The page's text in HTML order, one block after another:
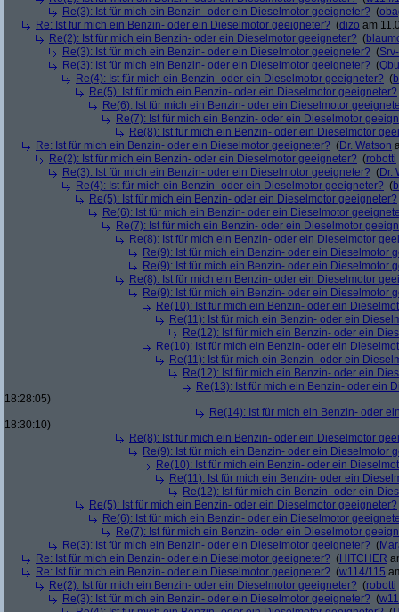
Re(3): Ist für mich ein Benzin- oder ein Dieselmotor geeigneter? (
Re: Ist für mich ein Benzin- oder ein Dieselmotor geeigneter? (dizo am
Re(2): Ist für mich ein Benzin- oder ein Dieselmotor geeigneter? (
Re(3): Ist für mich ein Benzin- oder ein Dieselmotor geeigneter? (
Re(3): Ist für mich ein Benzin- oder ein Dieselmotor geeigneter? (
Re(4): Ist für mich ein Benzin- oder ein Dieselmotor geeigneter? (
Re(5): Ist für mich ein Benzin- oder ein Dieselmotor geeigneter?
Re(6): Ist für mich ein Benzin- oder ein Dieselmotor
Re(7): Ist für mich ein Benzin- oder ein Dieselmotor
Re(8): Ist für mich ein Benzin- oder ein Dieselmotor
Re: Ist für mich ein Benzin- oder ein Dieselmotor geeigneter? (Dr. Watson
Re(2): Ist für mich ein Benzin- oder ein Dieselmotor geeigneter? (robotti
Re(3): Ist für mich ein Benzin- oder ein Dieselmotor geeigneter? (Dr.
Re(4): Ist für mich ein Benzin- oder ein Dieselmotor geeigneter? (
Re(5): Ist für mich ein Benzin- oder ein Dieselmotor geeigneter?
Re(6): Ist für mich ein Benzin- oder ein Dieselmotor
Re(7): Ist für mich ein Benzin- oder ein Dieselmotor
Re(8): Ist für mich ein Benzin- oder ein Dieselmotor
Re(9): Ist für mich ein Benzin- oder ein Dieselmotor
Re(9): Ist für mich ein Benzin- oder ein Dieselmotor
Re(8): Ist für mich ein Benzin- oder ein Dieselmotor
Re(9): Ist für mich ein Benzin- oder ein Dieselmotor
Re(10): Ist für mich ein Benzin- oder ein
Re(11): Ist für mich ein Benzin- oder ein
Re(12): Ist für mich ein Benzin- oder ein
Re(10): Ist für mich ein Benzin- oder ein
Re(11): Ist für mich ein Benzin- oder ein
Re(12): Ist für mich ein Benzin- oder ein
Re(13): Ist für mich ein Benzin- oder ein
18:28:05)
Re(14): Ist für mich ein Benzin- oder
18:30:10)
Re(8): Ist für mich ein Benzin- oder ein Dieselmotor
Re(9): Ist für mich ein Benzin- oder ein Dieselmotor
Re(10): Ist für mich ein Benzin- oder ein
Re(11): Ist für mich ein Benzin- oder ein
Re(12): Ist für mich ein Benzin- oder ein
Re(5): Ist für mich ein Benzin- oder ein Dieselmotor geeigneter?
Re(6): Ist für mich ein Benzin- oder ein Dieselmotor
Re(7): Ist für mich ein Benzin- oder ein Dieselmotor
Re(3): Ist für mich ein Benzin- oder ein Dieselmotor geeigneter? (
Re: Ist für mich ein Benzin- oder ein Dieselmotor geeigneter? (HITCHER
Re: Ist für mich ein Benzin- oder ein Dieselmotor geeigneter? (w114/115
Re(2): Ist für mich ein Benzin- oder ein Dieselmotor geeigneter? (robotti
Re(3): Ist für mich ein Benzin- oder ein Dieselmotor geeigneter? (